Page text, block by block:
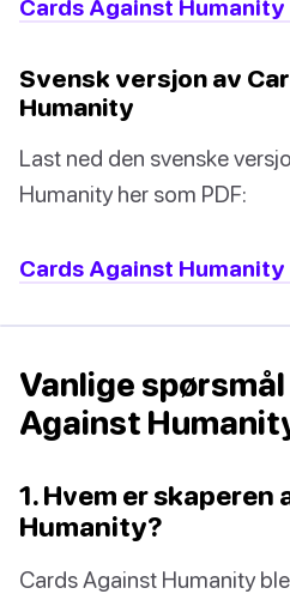
Cards Against
Svensk versjon av
Humanity
Last ned den svenske
Humanity her som PDF:
Cards Against Humanity
Vanlige
Against
1. Hvem er skaperen
Humanity?
Cards Against Humanity